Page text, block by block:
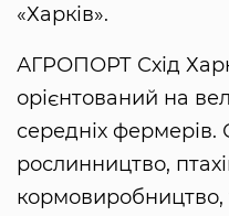
«Харків».
АГРОПОРТ Схід
орієнтований на
середніх
рослинництво,
кормовиробництво,